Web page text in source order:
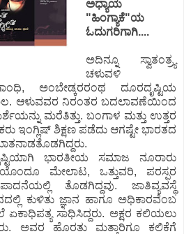
ಅಧ್ಯಾಯ
"ಹಿಂಗ್ಯಾಕೆ"ಯ
ಓದುಗರಿಗಾಗಿ....
ಅದಿನ್ನೂ ಸ್ವಾತಂತ್ರ್ಯ
ಚಳುವಳಿ
ಅಂಬೇಡ್ಕರರಂಥ ದೂರದೃಷ್ಟಿಯ
ಆಳುವವರ ನಿರಂತರ ಬದಲಾವಣೆಯಿಂದ
ಮರೆತಿತ್ತು. ಬಂಗಾಳ ಮತ್ತು ಉತ್ತರ
ಇಂಗ್ಲಿಷ್ ಶಿಕ್ಷಣ ಪಡೆದು ಆಗಷ್ಟೇ ಭಾರತದ
ಭಾರತೀಯ ಸಮಾಜ ನೂರಾರು
ಮೇಲಾಟ, ಒತ್ತುವರಿ, ಪರಸ್ಪರ
ತೊಡಗಿದ್ದವು. ಜಾತಿವ್ಯವಸ್ಥೆ
ಕುಳಿತು ಜ್ಞಾನ ಹಾಗೂ ಅಧಿಕಾರವೆಂಬ
ಸಾಧಿಸಿದ್ದರು. ಅಕ್ಷರ ಕಲಿಯಲು
ಅವರ ಹೊರತು ಮತ್ತಾರಿಗೂ ಕಲಿಕೆಗೆ